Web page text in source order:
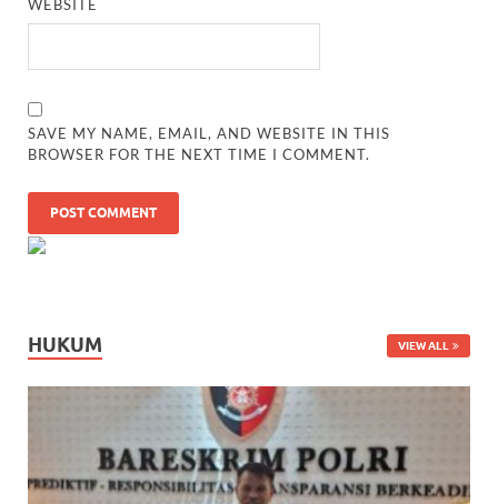
WEBSITE
SAVE MY NAME, EMAIL, AND WEBSITE IN THIS
BROWSER FOR THE NEXT TIME I COMMENT.
HUKUM VIEW ALL